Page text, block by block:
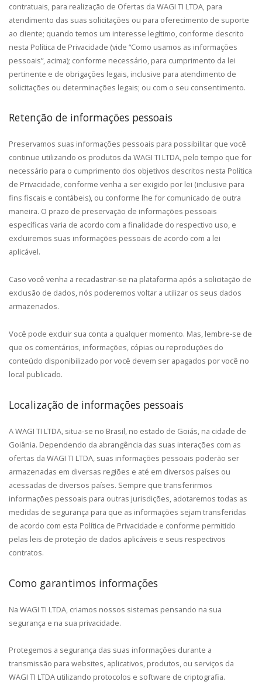
contratuais, para realização de Ofertas da WAGI TI LTDA, para
atendimento das suas solicitações ou para oferecimento de suporte
ao cliente; quando temos um interesse legítimo, conforme descrito
nesta Política de Privacidade (vide “Como usamos as informações
pessoais”, acima); conforme necessário, para cumprimento da lei
pertinente e de obrigações legais, inclusive para atendimento de
solicitações ou determinações legais; ou com o seu consentimento.
Retenção de informações pessoais
Preservamos suas informações pessoais para possibilitar que você
continue utilizando os produtos da WAGI TI LTDA, pelo tempo que for
necessário para o cumprimento dos objetivos descritos nesta Política
de Privacidade, conforme venha a ser exigido por lei (inclusive para
fins fiscais e contábeis), ou conforme lhe for comunicado de outra
maneira. O prazo de preservação de informações pessoais
específicas varia de acordo com a finalidade do respectivo uso, e
excluiremos suas informações pessoais de acordo com a lei
aplicável.
Caso você venha a recadastrar-se na plataforma após a solicitação de
exclusão de dados, nós poderemos voltar a utilizar os seus dados
armazenados.
Você pode excluir sua conta a qualquer momento. Mas, lembre-se de
que os comentários, informações, cópias ou reproduções do
conteúdo disponibilizado por você devem ser apagados por você no
local publicado.
Localização de informações pessoais
A WAGI TI LTDA, situa-se no Brasil, no estado de Goiás, na cidade de
Goiânia. Dependendo da abrangência das suas interações com as
ofertas da WAGI TI LTDA, suas informações pessoais poderão ser
armazenadas em diversas regiões e até em diversos países ou
acessadas de diversos países. Sempre que transferirmos
informações pessoais para outras jurisdições, adotaremos todas as
medidas de segurança para que as informações sejam transferidas
de acordo com esta Política de Privacidade e conforme permitido
pelas leis de proteção de dados aplicáveis e seus respectivos
contratos.
Como garantimos informações
Na WAGI TI LTDA, criamos nossos sistemas pensando na sua
segurança e na sua privacidade.
Protegemos a segurança das suas informações durante a
transmissão para websites, aplicativos, produtos, ou serviços da
WAGI TI LTDA utilizando protocolos e software de criptografia.